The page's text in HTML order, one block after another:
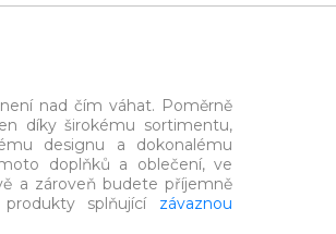
nad čím váhat. Poměrně
díky širokému sortimentu,
designu a dokonalému
doplňků a oblečení, ve
a zároveň budete příjemně
splňující závaznou